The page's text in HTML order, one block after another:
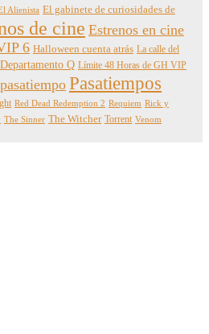
Alienista El gabinete de curiosidades de
de cine Estrenos en cine
6 Halloween cuenta atrás La calle del
Q Límite 48 Horas de GH VIP
pasatiempo Pasatiempos
Red Dead Redemption 2 Requiem Rick y
The Sinner The Witcher Torrent Venom